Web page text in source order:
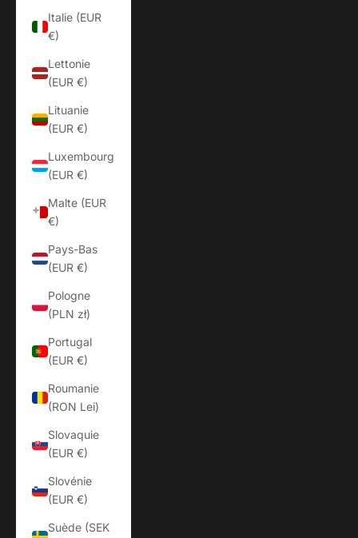
Italie (EUR
€)
Lettonie
(EUR €)
Lituanie
(EUR €)
Luxembourg
(EUR €)
Malte (EUR
€)
Pays-Bas
(EUR €)
Pologne
(PLN zł)
Portugal
(EUR €)
Roumanie
(RON Lei)
Slovaquie
(EUR €)
Slovénie
(EUR €)
Suède (SEK